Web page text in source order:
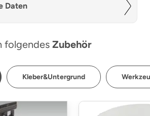
Daten
folgendes Zubehör
Kleber&Untergrund